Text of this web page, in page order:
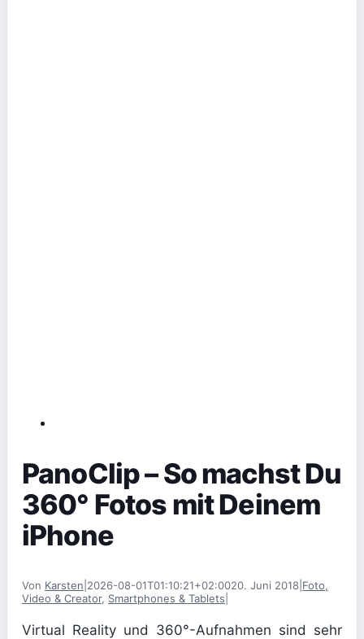
PanoClip – So machst Du
360° Fotos mit Deinem
iPhone
Von Karsten 2026-08-01T01:10:21+02:0020. Juni 2018 Foto,
Video & Creator, Smartphones & Tablets
Virtual Reality und 360°-Aufnahmen sind sehr